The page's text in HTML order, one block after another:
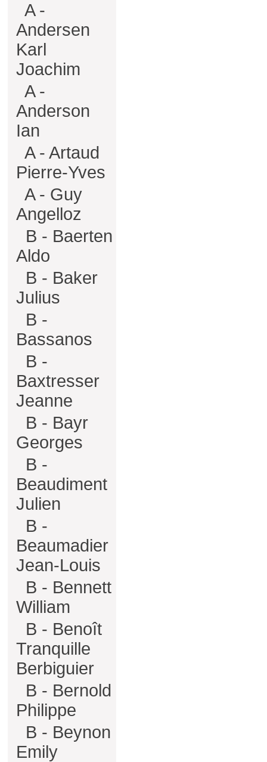
A -
Andersen
Karl
Joachim
A -
Anderson
Ian
A - Artaud
Pierre-Yves
A - Guy
Angelloz
B - Baerten
Aldo
B - Baker
Julius
B -
Bassanos
B -
Baxtresser
Jeanne
B - Bayr
Georges
B -
Beaudiment
Julien
B -
Beaumadier
Jean-Louis
B - Bennett
William
B - Benoît
Tranquille
Berbiguier
B - Bernold
Philippe
B - Beynon
Emily